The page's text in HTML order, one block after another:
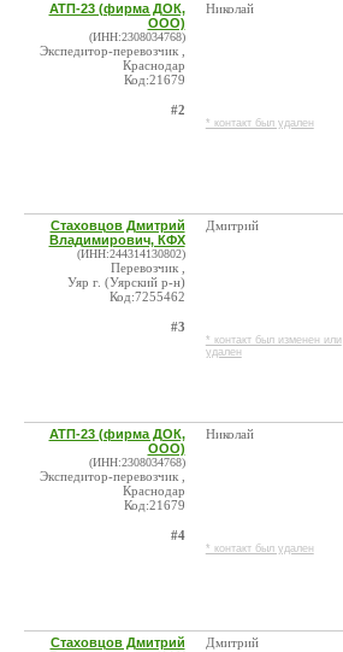
АТП-23 (фирма ДОК,
ООО)
(ИНН:2308034768)
Экспедитор-перевозчик ,
Краснодар
Код:21679
#2
Николай
* контакт был удален
Стаховцов Дмитрий
Владимирович, КФХ
(ИНН:244314130802)
Перевозчик ,
Уяр г. (Уярский р-н)
Код:7255462
#3
Дмитрий
* контакт был изменен или
удален
АТП-23 (фирма ДОК,
ООО)
(ИНН:2308034768)
Экспедитор-перевозчик ,
Краснодар
Код:21679
#4
Николай
* контакт был удален
Стаховцов Дмитрий
Дмитрий